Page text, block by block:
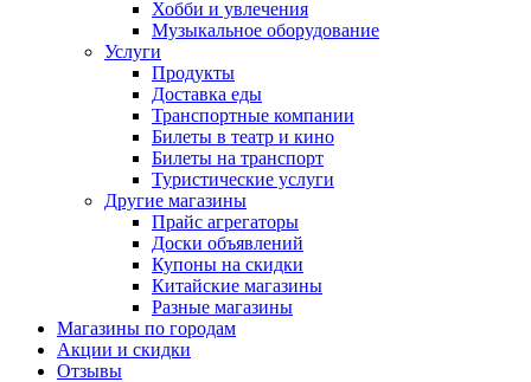
Хобби и увлечения
Музыкальное оборудование
Услуги
Продукты
Доставка еды
Транспортные компании
Билеты в театр и кино
Билеты на транспорт
Туристические услуги
Другие магазины
Прайс агрегаторы
Доски объявлений
Купоны на скидки
Китайские магазины
Разные магазины
Магазины по городам
Акции и скидки
Отзывы